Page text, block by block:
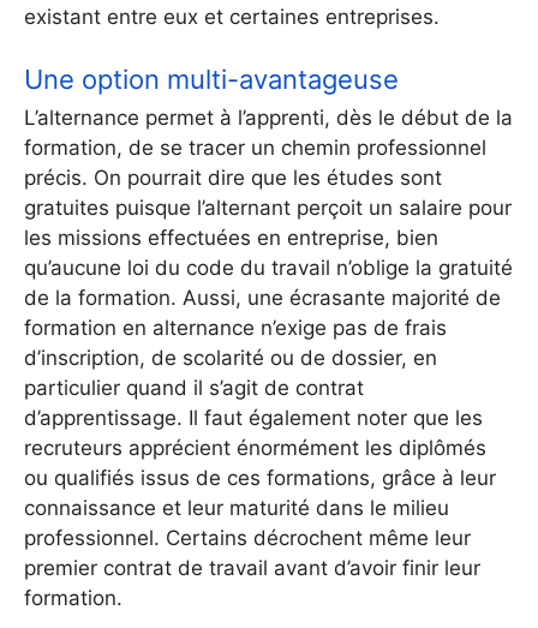
existant entre eux et certaines entreprises.
Une option multi-avantageuse
L’alternance permet à l’apprenti, dès le début de la
formation, de se tracer un chemin professionnel
précis. On pourrait dire que les études sont
gratuites puisque l’alternant perçoit un salaire pour
les missions effectuées en entreprise, bien
qu’aucune loi du code du travail n’oblige la gratuité
de la formation. Aussi, une écrasante majorité de
formation en alternance n’exige pas de frais
d’inscription, de scolarité ou de dossier, en
particulier quand il s’agit de contrat
d’apprentissage. Il faut également noter que les
recruteurs apprécient énormément les diplômés
ou qualifiés issus de ces formations, grâce à leur
connaissance et leur maturité dans le milieu
professionnel. Certains décrochent même leur
premier contrat de travail avant d’avoir finir leur
formation.